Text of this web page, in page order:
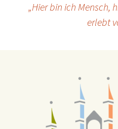
„Hier bin ich Mensch,
erlebt